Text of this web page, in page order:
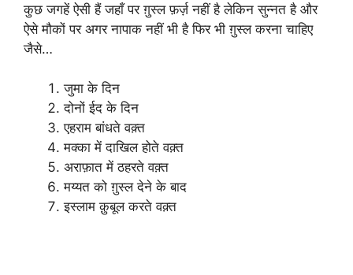
कुछ जगहें ऐसी हैं जहाँ पर ग़ुस्ल फ़र्ज़ नहीं है लेकिन सुन्नत है और
ऐसे मौकों पर अगर नापाक नहीं भी है फिर भी ग़ुस्ल करना चाहिए
जैसे…
जुमा के दिन
दोनों ईद के दिन
एहराम बांधते वक़्त
मक्का में दाखिल होते वक़्त
अराफ़ात में ठहरते वक़्त
मय्यत को ग़ुस्ल देने के बाद
इस्लाम क़ुबूल करते वक़्त